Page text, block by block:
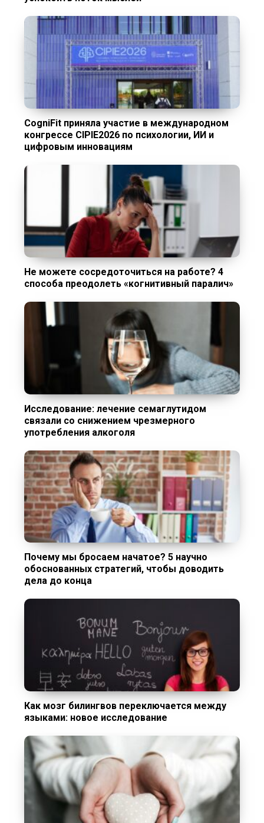
CogniFit приняла участие в международном
конгрессе CIPIE2026 по психологии, ИИ и
цифровым инновациям
Не можете сосредоточиться на работе? 4
способа преодолеть «когнитивный паралич»
Исследование: лечение семаглутидом
связали со снижением чрезмерного
употребления алкоголя
Почему мы бросаем начатое? 5 научно
обоснованных стратегий, чтобы доводить
дела до конца
Как мозг билингвов переключается между
языками: новое исследование